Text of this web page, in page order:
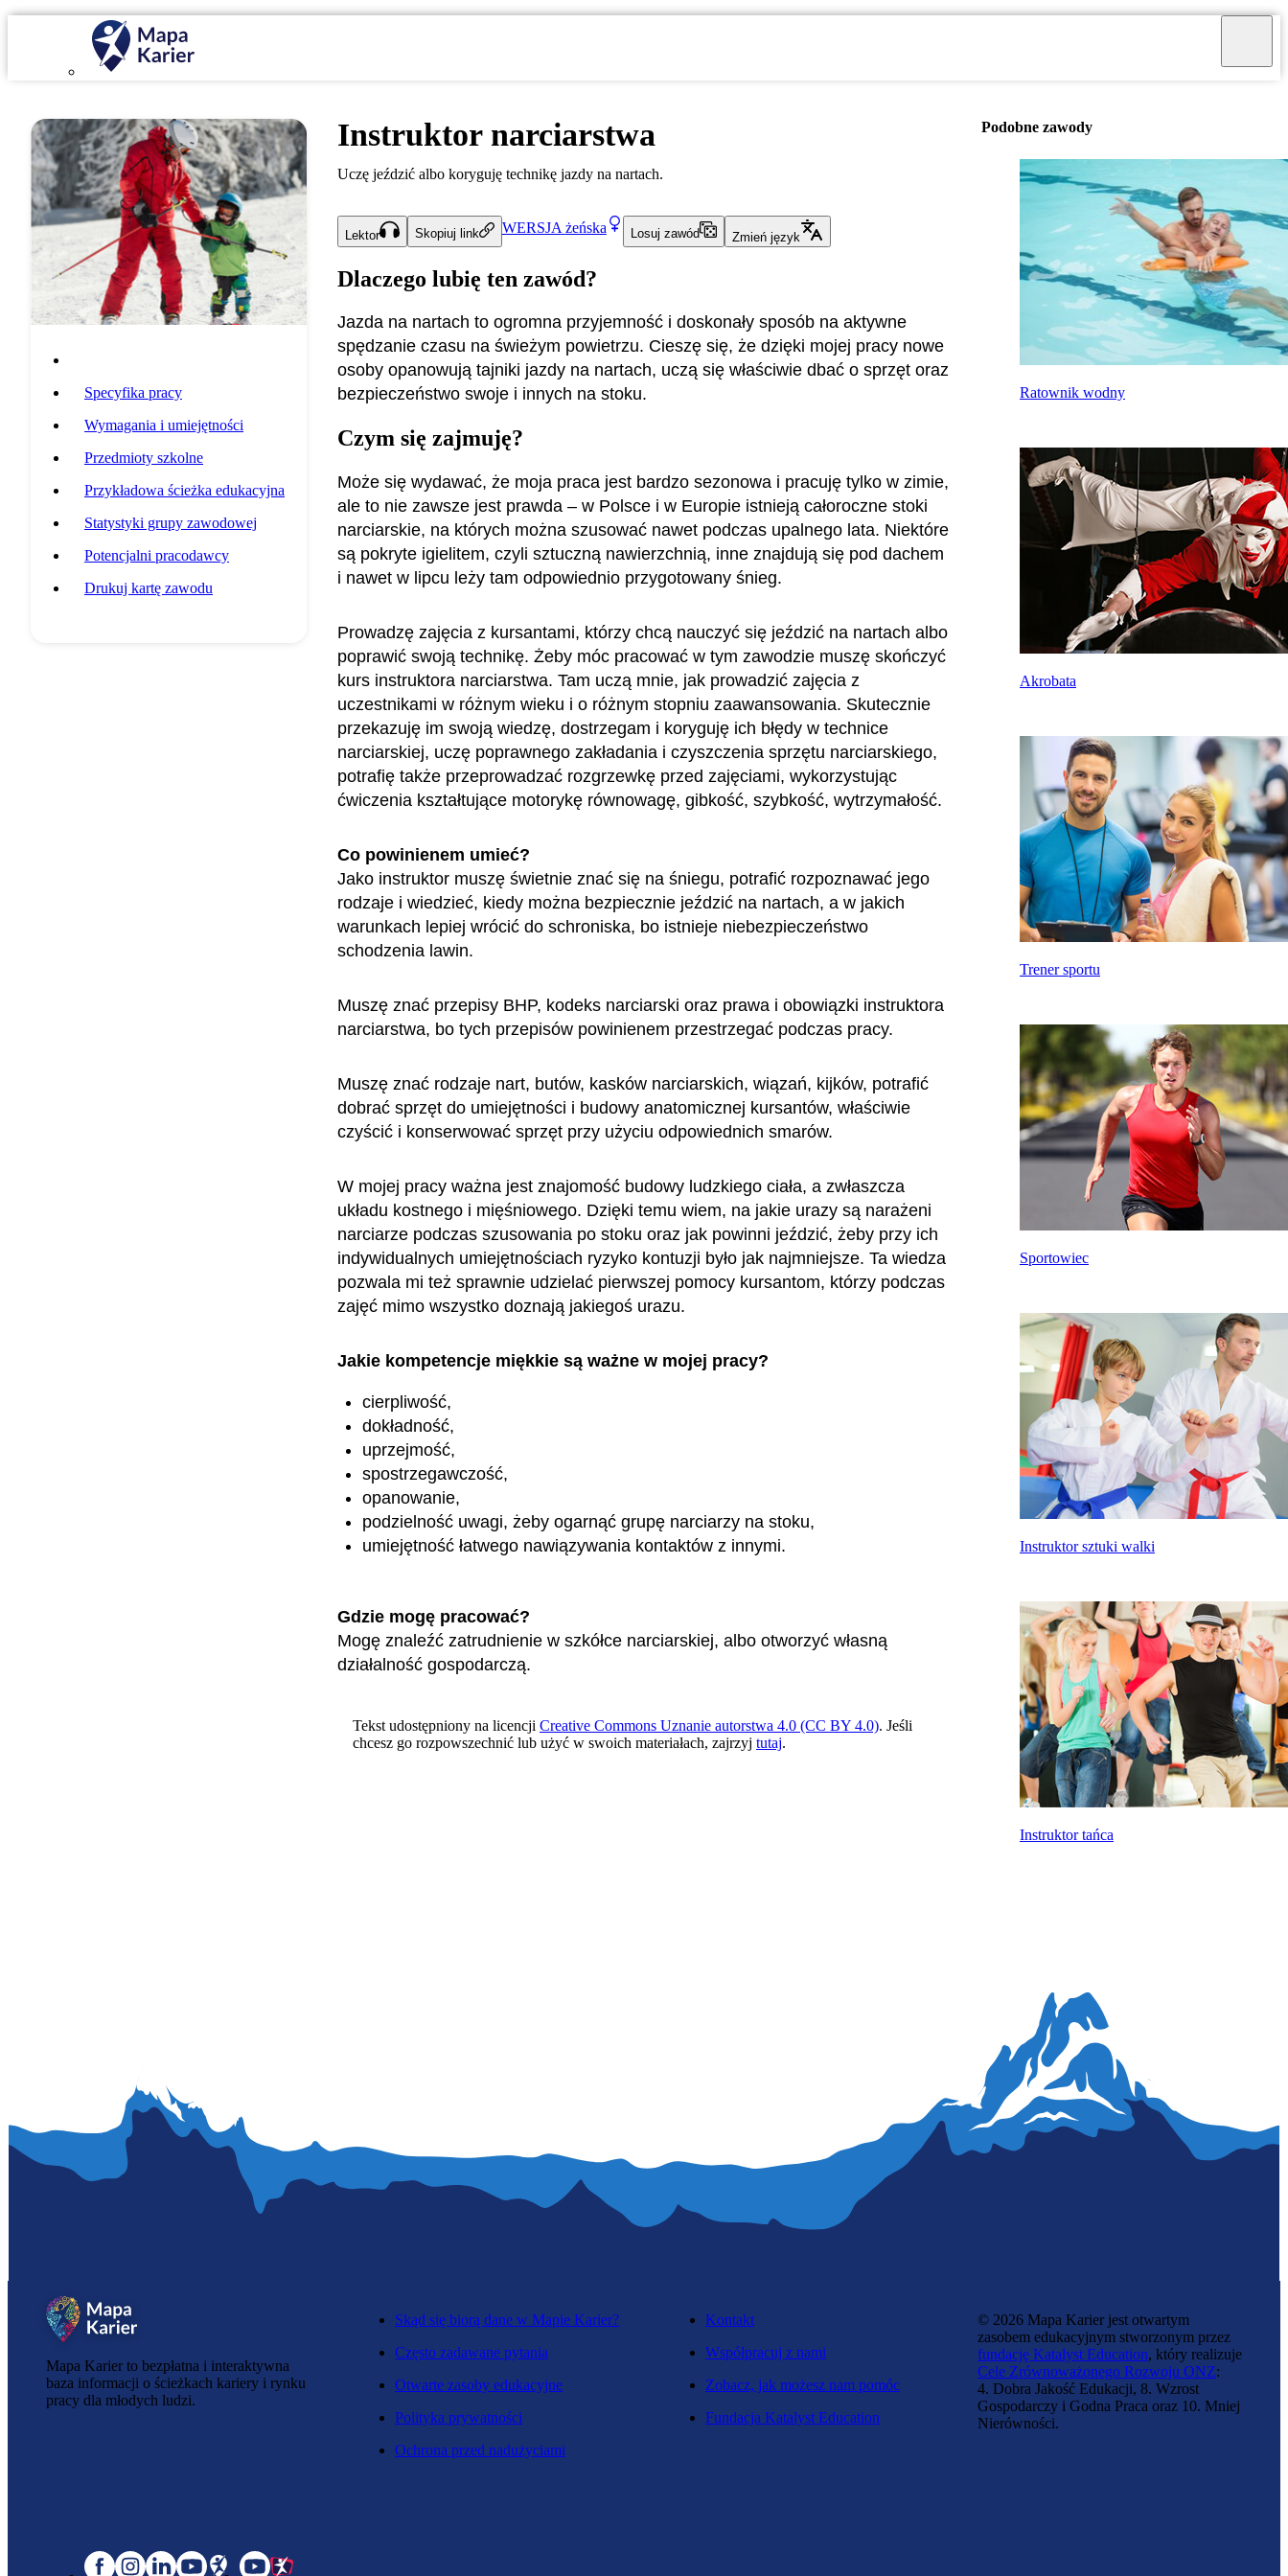
Specyfika pracy
Wymagania i umiejętności
Przedmioty szkolne
Przykładowa ścieżka edukacyjna
Statystyki grupy zawodowej
Potencjalni pracodawcy
Drukuj kartę zawodu
Instruktor narciarstwa
Uczę jeździć albo koryguję technikę jazdy na nartach.
Lektor Skopiuj link WERSJA żeńska Losuj zawód Zmień język
Dlaczego lubię ten zawód?
Jazda na nartach to ogromna przyjemność i doskonały sposób na aktywne
spędzanie czasu na świeżym powietrzu. Cieszę się, że dzięki mojej pracy nowe
osoby opanowują tajniki jazdy na nartach, uczą się właściwie dbać o sprzęt oraz
bezpieczeństwo swoje i innych na stoku.
Czym się zajmuję?
Może się wydawać, że moja praca jest bardzo sezonowa i pracuję tylko w zimie,
ale to nie zawsze jest prawda – w Polsce i w Europie istnieją całoroczne stoki
narciarskie, na których można szusować nawet podczas upalnego lata. Niektóre
są pokryte igielitem, czyli sztuczną nawierzchnią, inne znajdują się pod dachem
i nawet w lipcu leży tam odpowiednio przygotowany śnieg.
Prowadzę zajęcia z kursantami, którzy chcą nauczyć się jeździć na nartach albo
poprawić swoją technikę. Żeby móc pracować w tym zawodzie muszę skończyć
kurs instruktora narciarstwa. Tam uczą mnie, jak prowadzić zajęcia z
uczestnikami w różnym wieku i o różnym stopniu zaawansowania. Skutecznie
przekazuję im swoją wiedzę, dostrzegam i koryguję ich błędy w technice
narciarskiej, uczę poprawnego zakładania i czyszczenia sprzętu narciarskiego,
potrafię także przeprowadzać rozgrzewkę przed zajęciami, wykorzystując
ćwiczenia kształtujące motorykę równowagę, gibkość, szybkość, wytrzymałość.
Co powinienem umieć?
Jako instruktor muszę świetnie znać się na śniegu, potrafić rozpoznawać jego
rodzaje i wiedzieć, kiedy można bezpiecznie jeździć na nartach, a w jakich
warunkach lepiej wrócić do schroniska, bo istnieje niebezpieczeństwo
schodzenia lawin.
Muszę znać przepisy BHP, kodeks narciarski oraz prawa i obowiązki instruktora
narciarstwa, bo tych przepisów powinienem przestrzegać podczas pracy.
Muszę znać rodzaje nart, butów, kasków narciarskich, wiązań, kijków, potrafić
dobrać sprzęt do umiejętności i budowy anatomicznej kursantów, właściwie
czyścić i konserwować sprzęt przy użyciu odpowiednich smarów.
W mojej pracy ważna jest znajomość budowy ludzkiego ciała, a zwłaszcza
układu kostnego i mięśniowego. Dzięki temu wiem, na jakie urazy są narażeni
narciarze podczas szusowania po stoku oraz jak powinni jeździć, żeby przy ich
indywidualnych umiejętnościach ryzyko kontuzji było jak najmniejsze. Ta wiedza
pozwala mi też sprawnie udzielać pierwszej pomocy kursantom, którzy podczas
zajęć mimo wszystko doznają jakiegoś urazu.
Jakie kompetencje miękkie są ważne w mojej pracy?
cierpliwość,
dokładność,
uprzejmość,
spostrzegawczość,
opanowanie,
podzielność uwagi, żeby ogarnąć grupę narciarzy na stoku,
umiejętność łatwego nawiązywania kontaktów z innymi.
Gdzie mogę pracować?
Mogę znaleźć zatrudnienie w szkółce narciarskiej, albo otworzyć własną
działalność gospodarczą.
Tekst udostępniony na licencji Creative Commons Uznanie autorstwa 4.0 (CC BY 4.0). Jeśli
chcesz go rozpowszechnić lub użyć w swoich materiałach, zajrzyj tutaj.
Podobne zawody
Ratownik wodny
Akrobata
Trener sportu
Sportowiec
Instruktor sztuki walki
Instruktor tańca
Mapa Karier to bezpłatna i interaktywna
baza informacji o ścieżkach kariery i rynku
pracy dla młodych ludzi.
Skąd się biorą dane w Mapie Karier?
Często zadawane pytania
Otwarte zasoby edukacyjne
Polityka prywatności
Ochrona przed nadużyciami
Kontakt
Współpracuj z nami
Zobacz, jak możesz nam pomóc
Fundacja Katalyst Education
© 2026 Mapa Karier jest otwartym
zasobem edukacyjnym stworzonym przez
fundację Katalyst Education, który realizuje
Cele Zrównoważonego Rozwoju ONZ:
4. Dobra Jakość Edukacji, 8. Wzrost
Gospodarczy i Godna Praca oraz 10. Mniej
Nierówności.